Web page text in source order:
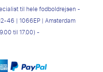
til hele fodboldrejsen -
46 | 1066EP | Amsterdam
til 17.00) -